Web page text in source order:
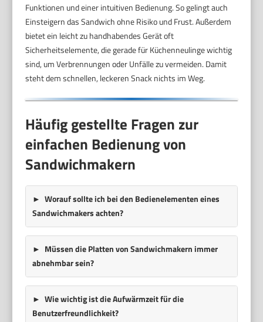
Funktionen und einer intuitiven Bedienung. So gelingt auch
Einsteigern das Sandwich ohne Risiko und Frust. Außerdem
bietet ein leicht zu handhabendes Gerät oft
Sicherheitselemente, die gerade für Küchenneulinge wichtig
sind, um Verbrennungen oder Unfälle zu vermeiden. Damit
steht dem schnellen, leckeren Snack nichts im Weg.
Häufig gestellte Fragen zur
einfachen Bedienung von
Sandwichmakern
Worauf sollte ich bei den Bedienelementen eines
Sandwichmakers achten?
Müssen die Platten von Sandwichmakern immer
abnehmbar sein?
Wie wichtig ist die Aufwärmzeit für die
Benutzerfreundlichkeit?